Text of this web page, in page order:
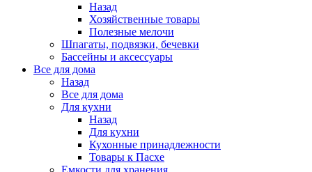
Назад
Хозяйственные товары
Полезные мелочи
Шпагаты, подвязки, бечевки
Бассейны и аксессуары
Все для дома
Назад
Все для дома
Для кухни
Назад
Для кухни
Кухонные принадлежности
Товары к Пасхе
Емкости для хранения